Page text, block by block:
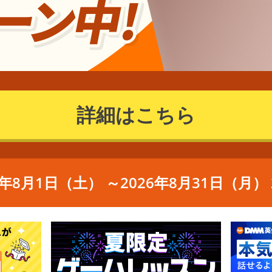
詳細はこちら
8月1日（土） ～2026年8月31日（月）